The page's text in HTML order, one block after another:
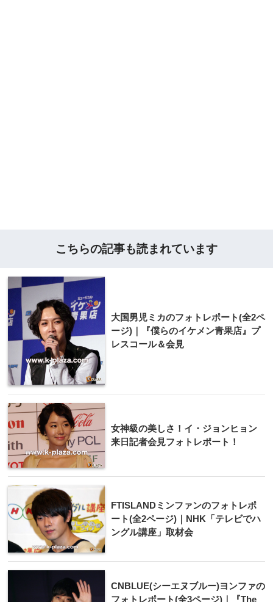
こちらの記事も読まれています
大国男児ミカのフォトレポート(全2ペ
ージ)｜『僕らのイケメン青果店』プ
レスコール＆会見
女神級の美しさ！イ・ジョンヒョン
来日記者会見フォトレポート！
FTISLANDミンファンのフォトレポ
ート(全2ページ)｜NHK「テレビでハ
ングル講座」取材会
CNBLUE(シーエヌブルー)ヨンファの
フォトレポート(全3ページ)｜『The